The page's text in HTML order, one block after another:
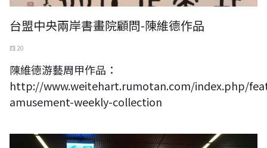
台盟中央兩岸書畫院顧問-陳維德作品
四 20
陳維德游藝周甲作品：
http://www.weitehart.rumotan.com/index.php/
amusement-weekly-collection
第四屆國際藝術家節登場 百名藝術家表演者齊聚